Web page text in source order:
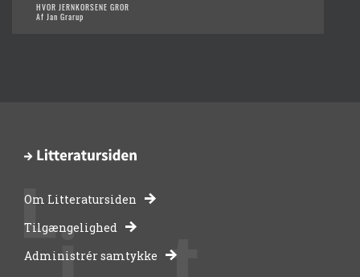
HVOR JERNKORSENE GROR
Af Jan Grarup
-
bibliotekernes
Om Litteratursiden
Tilgængelighed
Administrér samtykke